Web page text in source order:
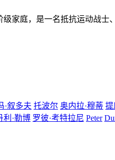
级家庭，是一名抵抗运动战
·叙多夫 托波尔 奥内拉·穆蒂 提
利·勒博 罗彼·考特拉尼 Peter